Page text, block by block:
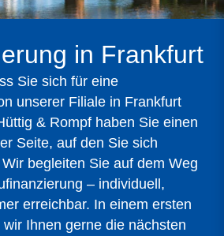
in Frankfurt
Sie sich für eine
unserer Filiale in Frankfurt
& Rompf haben Sie einen
Seite, auf den Sie sich
begleiten Sie auf dem Weg
– individuell,
erreichbar. In einem ersten
Ihnen gerne die nächsten